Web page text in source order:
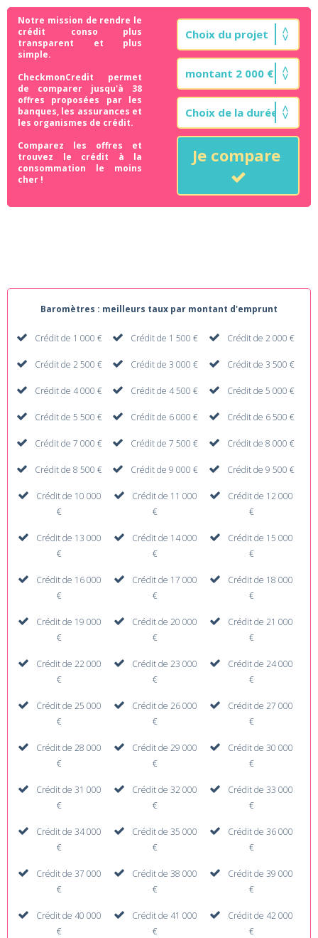
Notre mission de rendre le
crédit conso plus
transparent et plus
simple.
CheckmonCredit permet
de comparer jusqu'à 38
offres proposées par les
banques, les assurances et
les organismes de crédit.
Comparez les offres et
trouvez le crédit à la
consommation le moins
cher !
Je compare
Baromètres : meilleurs taux par montant d'emprunt
Crédit de 1 000 € Crédit de 1 500 € Crédit de 2 000 €
Crédit de 2 500 € Crédit de 3 000 € Crédit de 3 500 €
Crédit de 4 000 € Crédit de 4 500 € Crédit de 5 000 €
Crédit de 5 500 € Crédit de 6 000 € Crédit de 6 500 €
Crédit de 7 000 € Crédit de 7 500 € Crédit de 8 000 €
Crédit de 8 500 € Crédit de 9 000 € Crédit de 9 500 €
Crédit de 10 000
€
Crédit de 11 000
€
Crédit de 12 000
€
Crédit de 13 000
€
Crédit de 14 000
€
Crédit de 15 000
€
Crédit de 16 000
€
Crédit de 17 000
€
Crédit de 18 000
€
Crédit de 19 000
€
Crédit de 20 000
€
Crédit de 21 000
€
Crédit de 22 000
€
Crédit de 23 000
€
Crédit de 24 000
€
Crédit de 25 000
€
Crédit de 26 000
€
Crédit de 27 000
€
Crédit de 28 000
€
Crédit de 29 000
€
Crédit de 30 000
€
Crédit de 31 000
€
Crédit de 32 000
€
Crédit de 33 000
€
Crédit de 34 000
€
Crédit de 35 000
€
Crédit de 36 000
€
Crédit de 37 000
€
Crédit de 38 000
€
Crédit de 39 000
€
Crédit de 40 000
€
Crédit de 41 000
€
Crédit de 42 000
€